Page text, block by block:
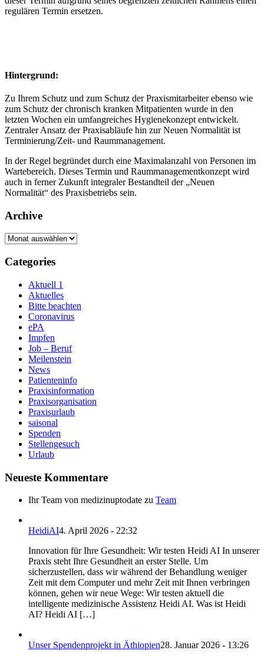
regulären Termin ersetzen.
Hintergrund:
Zu Ihrem Schutz und zum Schutz der Praxismitarbeiter ebenso wie
zum Schutz der chronisch kranken Mitpatienten wurde in den
letzten Wochen ein umfangreiches Hygienekonzept entwickelt.
Zentraler Ansatz der Praxisabläufe hin zur Neuen Normalität ist
Terminierung/Zeit- und Raummanagement.
In der Regel begründet durch eine Maximalanzahl von Personen im
Wartebereich. Dieses Termin und Raummanagementkonzept wird
auch in ferner Zukunft integraler Bestandteil der „Neuen
Normalität“ des Praxisbetriebs sein.
Archive
Archive
Categories
Aktuell 1
Aktuelles
Bitte beachten
Coronavirus
ePA
Impfen
Job – Beruf
Meilenstein
News
Patienteninfo
Praxisinformation
Praxisorganisation
Praxisurlaub
saisonal
Spenden
Stellengesuch
Urlaub
Neueste Kommentare
Ihr Team von medizinuptodate zu Team
HeidiAI4. April 2026 - 22:32
Innovation für Ihre Gesundheit: Wir testen Heidi AI In unserer
Praxis steht Ihre Gesundheit an erster Stelle. Um
sicherzustellen, dass wir während der Behandlung weniger
Zeit mit dem Computer und mehr Zeit mit Ihnen verbringen
können, gehen wir neue Wege: Wir testen aktuell die
intelligente medizinische Assistenz Heidi AI. Was ist Heidi
AI? Heidi AI […]
Unser Spendenprojekt in Äthiopien28. Januar 2026 - 13:26